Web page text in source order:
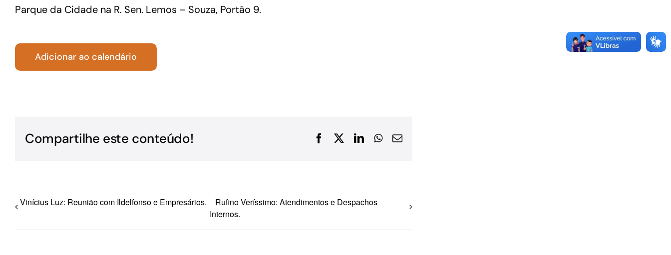
Parque da Cidade na R. Sen. Lemos – Souza, Portão 9.
Adicionar ao calendário
Compartilhe este conteúdo! FacebookLinkedInWhatsApp
E-
Vinícius Luz: Reunião com Ildelfonso e Empresários.
Rufino Veríssimo: Atendimentos e Despachos
Internos.